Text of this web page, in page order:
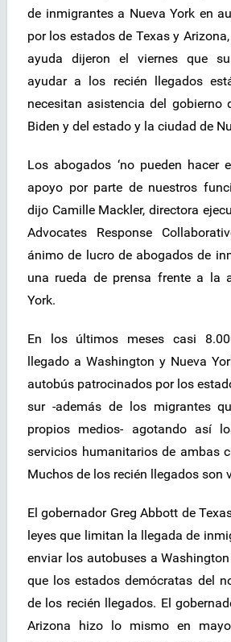
de inmigrantes a Nueva York en
por los estados de Texas y
ayuda dijeron el viernes que
ayudar a los recién llegados
necesitan asistencia del gobierno
Biden y del estado y la ciudad de
Los abogados ‘no pueden hacer
apoyo por parte de nuestros
dijo Camille Mackler, directora
Advocates Response
ánimo de lucro de abogados de
una rueda de prensa frente a la
York.
En los últimos meses casi
llegado a Washington y Nueva
autobús patrocinados por los
sur -además de los migrantes
propios medios- agotando así
servicios humanitarios de ambas
Muchos de los recién llegados son
El gobernador Greg Abbott de
leyes que limitan la llegada de
enviar los autobuses a
que los estados demócratas del
de los recién llegados. El
Arizona hizo lo mismo en